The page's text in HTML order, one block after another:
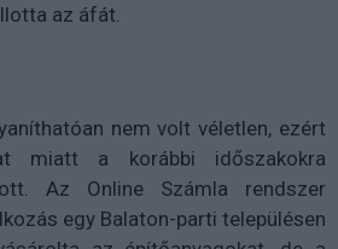
az áfát.
nem volt véletlen, ezért
miatt a korábbi időszakokra
Az Online Számla rendszer
egy Balaton-parti településen